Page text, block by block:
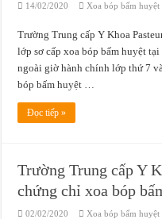
Tuyển sinh đào tạo xoa bóp bấm
Đào tạo chứng chỉ xoa bóp bấm
14/02/2020 Xoa bóp bấm huyệt
Trường Trung cấp Y Khoa
lớp sơ cấp xoa bóp bấm huyệt
ngoài giờ hành chính lớp thứ 7
bóp bấm huyệt …
Đọc tiếp »
Trường Trung cấp Y
chứng chỉ xoa bóp
02/02/2020 Xoa bóp bấm huyệt